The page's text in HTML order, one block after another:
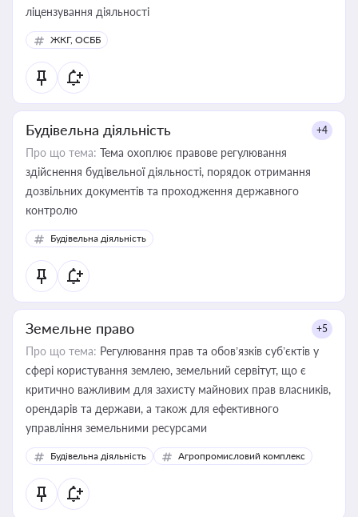
ліцензування діяльності
ЖКГ, ОСББ
Будівельна діяльність +4
Про що тема: Тема охоплює правове регулювання
здійснення будівельної діяльності, порядок отримання
дозвільних документів та проходження державного
контролю
Будівельна діяльність
Земельне право +5
Про що тема: Регулювання прав та обов’язків суб’єктів у
сфері користування землею, земельний сервітут, що є
критично важливим для захисту майнових прав власників,
орендарів та держави, а також для ефективного
управління земельними ресурсами
Будівельна діяльність Агропромисловий комплекс